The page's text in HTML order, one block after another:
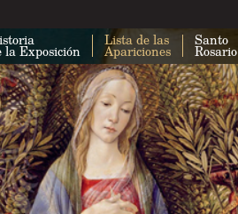
la Exposición
Lista de las
Apariciones
Santo
Rosario